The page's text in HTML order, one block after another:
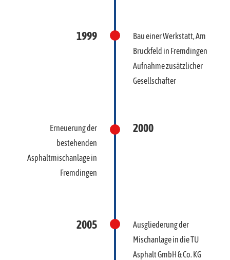
1999
Bau einer Werkstatt, Am
Bruckfeld in Fremdingen
Aufnahme zusätzlicher
Gesellschafter
2000
Erneuerung der
bestehenden
Asphaltmischanlage in
Fremdingen
2005
Ausgliederung der
Mischanlage in die TU
Asphalt GmbH & Co. KG